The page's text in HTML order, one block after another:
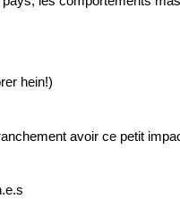
hein!)
avoir ce petit